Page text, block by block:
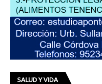
SALUD Y VIDA